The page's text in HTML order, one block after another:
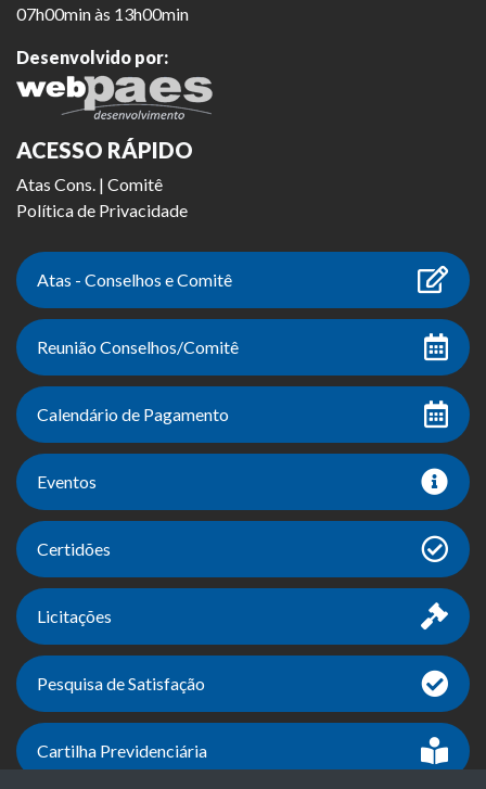
07h00min às 13h00min
Desenvolvido por:
ACESSO RÁPIDO
Atas Cons. | Comitê
Política de Privacidade
Atas - Conselhos e Comitê
Reunião Conselhos/Comitê
Calendário de Pagamento
Eventos
Certidões
Licitações
Pesquisa de Satisfação
Cartilha Previdenciária